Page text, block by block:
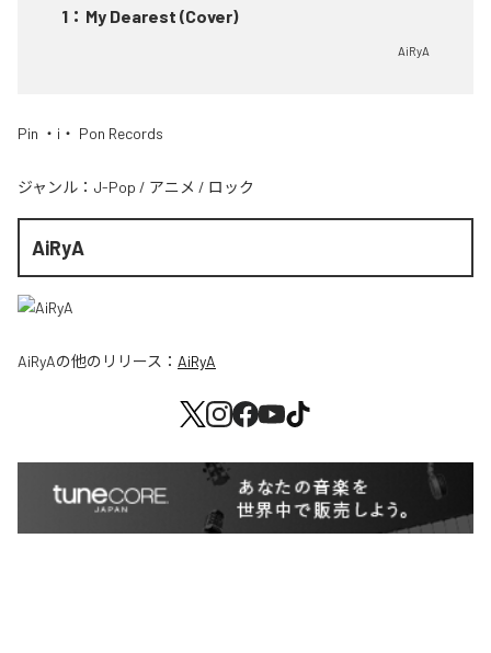
1 ： My Dearest (Cover)
AiRyA
Pin ・i・ Pon Records
ジャンル： J-Pop / アニメ / ロック
AiRyA
AiRyAの他のリリース： AiRyA